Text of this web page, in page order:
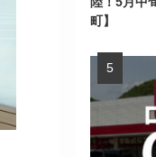
町】